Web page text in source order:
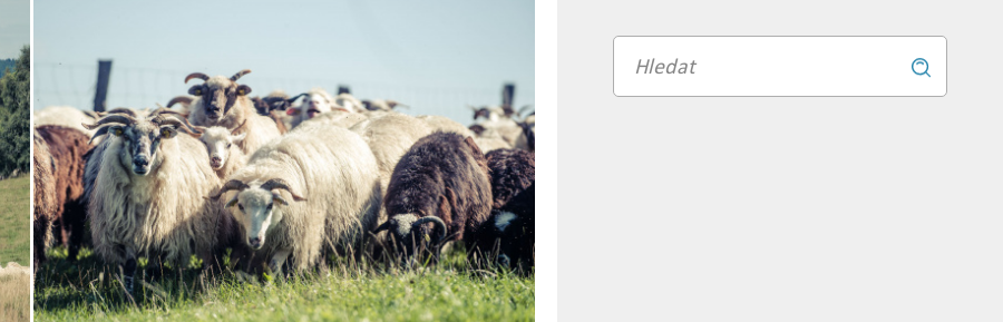
Vyhledávání